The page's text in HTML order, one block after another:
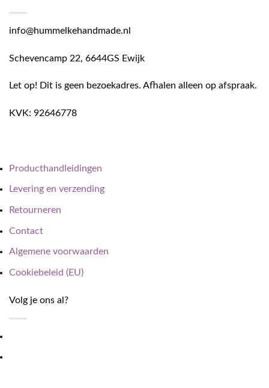
info@hummelkehandmade.nl
Schevencamp 22, 6644GS Ewijk
Let op! Dit is geen bezoekadres. Afhalen alleen op afspraak.
KVK: 92646778
Producthandleidingen
Levering en verzending
Retourneren
Contact
Algemene voorwaarden
Cookiebeleid (EU)
Volg je ons al?